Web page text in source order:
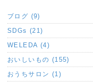
ブログ (9)
SDGs (21)
WELEDA (4)
おいしいもの (155)
おうちサロン (1)